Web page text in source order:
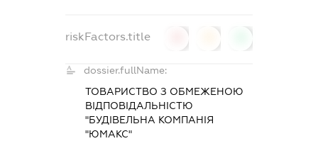
riskFactors.title
dossier.fullName:
ТОВАРИСТВО З ОБМЕЖЕНОЮ
ВІДПОВІДАЛЬНІСТЮ
"БУДІВЕЛЬНА КОМПАНІЯ
"ЮМАКС"